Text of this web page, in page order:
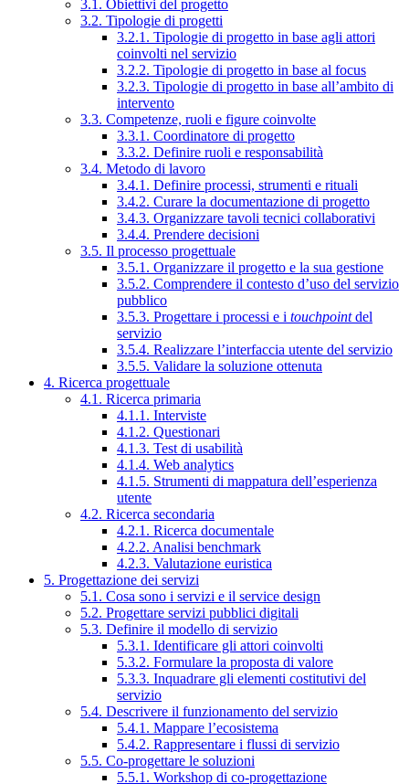
3.1. Obiettivi del progetto
3.2. Tipologie di progetti
3.2.1. Tipologie di progetto in base agli attori
coinvolti nel servizio
3.2.2. Tipologie di progetto in base al focus
3.2.3. Tipologie di progetto in base all’ambito di
intervento
3.3. Competenze, ruoli e figure coinvolte
3.3.1. Coordinatore di progetto
3.3.2. Definire ruoli e responsabilità
3.4. Metodo di lavoro
3.4.1. Definire processi, strumenti e rituali
3.4.2. Curare la documentazione di progetto
3.4.3. Organizzare tavoli tecnici collaborativi
3.4.4. Prendere decisioni
3.5. Il processo progettuale
3.5.1. Organizzare il progetto e la sua gestione
3.5.2. Comprendere il contesto d’uso del servizio
pubblico
3.5.3. Progettare i processi e i touchpointdel
servizio
3.5.4. Realizzare l’interfaccia utente del servizio
3.5.5. Validare la soluzione ottenuta
4. Ricerca progettuale
4.1. Ricerca primaria
4.1.1. Interviste
4.1.2. Questionari
4.1.3. Test di usabilità
4.1.4. Web analytics
4.1.5. Strumenti di mappatura dell’esperienza
utente
4.2. Ricerca secondaria
4.2.1. Ricerca documentale
4.2.2. Analisi benchmark
4.2.3. Valutazione euristica
5. Progettazione dei servizi
5.1. Cosa sono i servizi e il service design
5.2. Progettare servizi pubblici digitali
5.3. Definire il modello di servizio
5.3.1. Identificare gli attori coinvolti
5.3.2. Formulare la proposta di valore
5.3.3. Inquadrare gli elementi costitutivi del
servizio
5.4. Descrivere il funzionamento del servizio
5.4.1. Mappare l’ecosistema
5.4.2. Rappresentare i flussi di servizio
5.5. Co-progettare le soluzioni
5.5.1. Workshop di co-progettazione